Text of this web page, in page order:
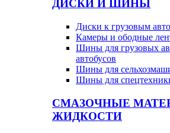
ДИСКИ И ШИНЫ
Диски к грузовым
Камеры и ободные
Шины для грузовых
автобусов
Шины для
Шины для
СМАЗОЧНЫЕ
ЖИДКОСТИ